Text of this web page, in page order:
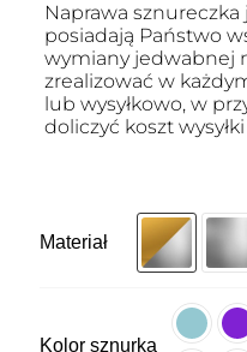
Naprawa
posiadają Państwo
wymiany jedwabnej
zrealizować w
lub wysyłkowo, w
doliczyć koszt
Materiał
Kolor sznurka